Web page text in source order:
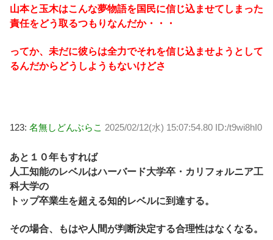
山本と玉木はこんな夢物語を国民に信じ込ませてしまった
責任をどう取るつもりなんだか・・・
ってか、未だに彼らは全力でそれを信じ込ませようとして
るんだからどうしようもないけどさ
123: 名無しどんぶらこ 2025/02/12(水) 15:07:54.80 ID:/t9wi8hI0
あと１０年もすれば
人工知能のレベルはハーバード大学卒・カリフォルニア工
科大学の
トップ卒業生を超える知的レベルに到達する。
その場合、もはや人間が判断決定する合理性はなくなる。